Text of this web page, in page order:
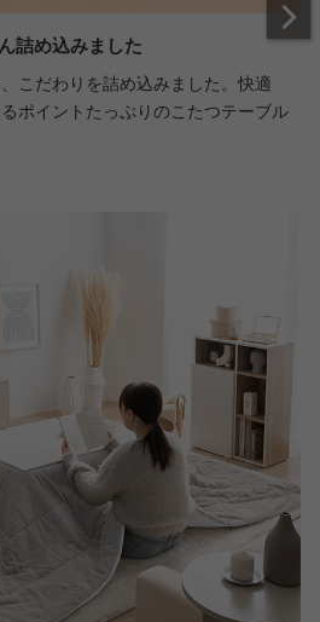
詰め込みました
こだわりを詰め込みました。快適
ポイントたっぷりのこたつテーブル